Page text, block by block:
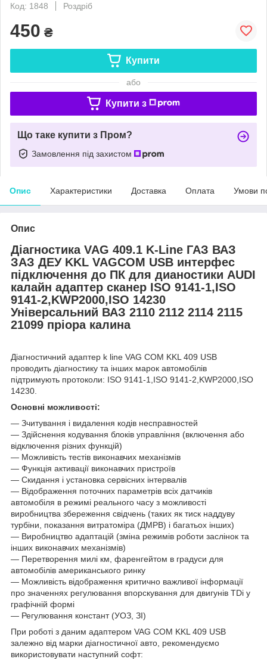
Код: 1848
Роздріб
450 ₴
Купити
або
Купити з
Що таке купити з Пром?
Замовлення під захистом
Опис Характеристики Доставка Оплата Умови
Опис
Діагностика VAG 409.1 K-Line ГАЗ ВАЗ
ЗАЗ ДЕУ KKL VAGCOM USB интерфес
підключення до ПК для дианостики AUDI
калайн адаптер сканер ISO 9141-1,ISO
9141-2,KWP2000,ISO 14230
Універсальний ВАЗ 2110 2112 2114 2115
21099 пріора калина
Діагностичний адаптер k line VAG COM KKL 409 USB
проводить діагностику та інших марок автомобілів
підтримують протоколи: ISO 9141-1,ISO 9141-2,KWP2000,ISO
14230.
Основні можливості:
— Зчитування і видалення кодів несправностей
— Здійснення кодування блоків управління (включення або
відключення різних функцій)
— Можливість тестів виконавчих механізмів
— Функція активації виконавчих пристроїв
— Скидання і установка сервісних інтервалів
— Відображення поточних параметрів всіх датчиків
автомобіля в режимі реального часу з можливості
виробництва збереження свідчень (таких як тиск наддуву
турбіни, показання витратоміра (ДМРВ) і багатьох інших)
— Виробництво адаптацій (зміна режимів роботи заслінок та
інших виконавчих механізмів)
— Перетворення милі км, фаренгейтом в градуси для
автомобілів американського ринку
— Можливість відображення критично важливої інформації
про значеннях регулювання впорскування для двигунів TDi у
графічній формі
— Регулювання констант (УОЗ, ЗІ)
При роботі з даним адаптером VAG COM KKL 409 USB
залежно від марки діагностичної авто, рекомендуємо
використовувати наступний софт: